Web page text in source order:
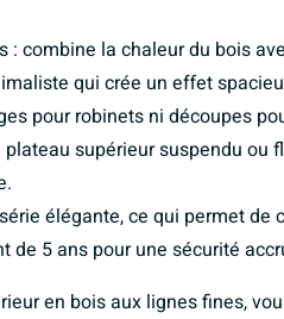
: combine la chaleur du bois
qui crée un effet
pour robinets ni découpes
supérieur suspendu ou
élégante, ce qui permet
de 5 ans pour une sécurité
en bois aux lignes fines,